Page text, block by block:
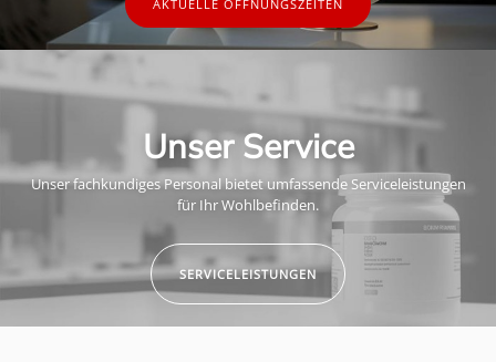
AKTUELLE ÖFFNUNGSZEITEN
Unser Service
Unser fachkundiges Personal bietet umfassende Serviceleistungen
für Ihr Wohlbefinden.
SERVICELEISTUNGEN